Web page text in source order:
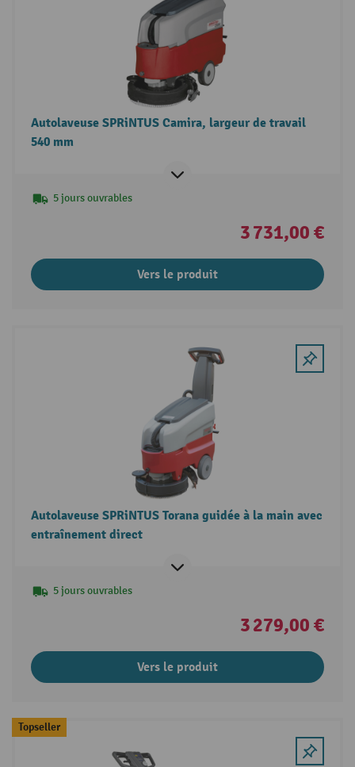
Autolaveuse SPRiNTUS Camira, largeur de travail
540 mm
5 jours ouvrables
3 731,00 €
Vers le produit
Autolaveuse SPRiNTUS Torana guidée à la main avec
entraînement direct
5 jours ouvrables
3 279,00 €
Vers le produit
Topseller